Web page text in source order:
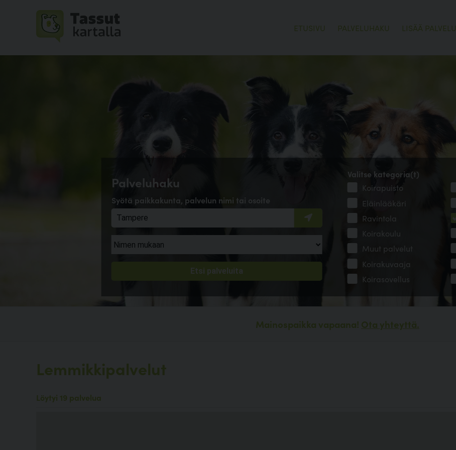
ETUSIVU PALVELUHAKU LISÄÄ PALVELU
Palveluhaku
Syötä paikkakunta, palvelun nimi tai osoite
Valitse kategoria(t)
Koirapuisto
Eläinlääkäri
Ravintola
Koirakoulu
Muut palvelut
Koirakuvaaja
Koirasovellus
Mainospaikka vapaana! Ota yhteyttä.
Lemmikkipalvelut
Löytyi 19 palvelua